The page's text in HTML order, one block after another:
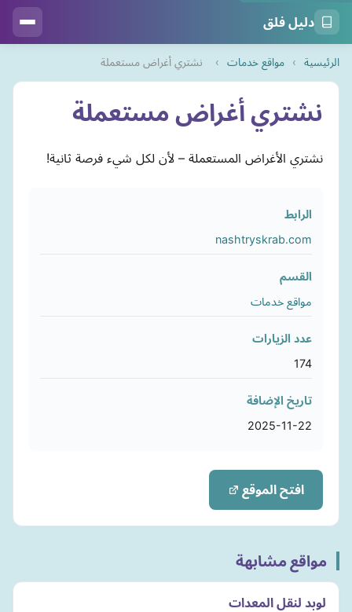
دليل فلق
الرئيسية › مواقع خدمات › نشتري أغراض مستعملة
نشتري أغراض مستعملة
نشتري الأغراض المستعملة – لأن لكل شيء فرصة ثانية!
الرابط
nashtryskrab.com
القسم
مواقع خدمات
عدد الزيارات
174
تاريخ الإضافة
2025-11-22
افتح الموقع
مواقع مشابهة
لوبد لنقل المعدات